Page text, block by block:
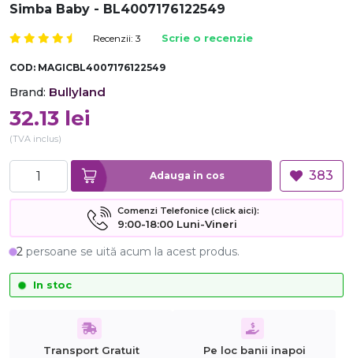
Simba Baby - BL4007176122549
Recenzii: 3 Scrie o recenzie
COD: MAGICBL4007176122549
Brand: Bullyland
32.13 lei
(TVA inclus)
Adauga in cos 383
Comenzi Telefonice (click aici):
9:00-18:00 Luni-Vineri
2 persoane se uită acum la acest produs.
In stoc
Transport Gratuit Pe loc banii inapoi